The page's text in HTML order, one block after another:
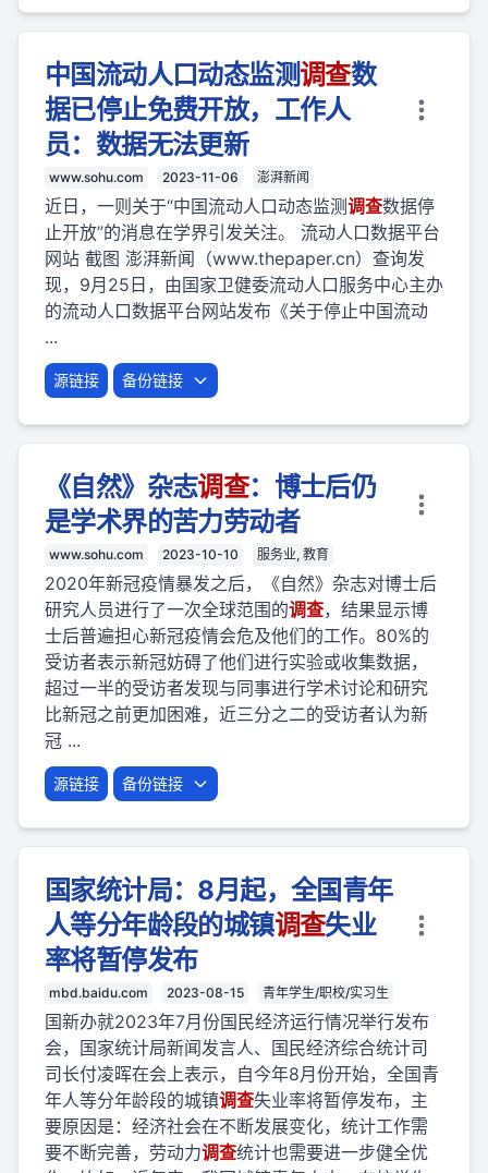
中国流动人口动态监测调查数
据已停止免费开放，工作人
员：数据无法更新
www.sohu.com 2023-11-06 澎湃新闻
近日，一则关于“中国流动人口动态监测调查数据停
止开放”的消息在学界引发关注。 流动人口数据平台
网站 截图 澎湃新闻（www.thepaper.cn）查询发
现，9月25日，由国家卫健委流动人口服务中心主办
的流动人口数据平台网站发布《关于停止中国流动
...
源链接 备份链接
《自然》杂志调查：博士后仍
是学术界的苦力劳动者
www.sohu.com 2023-10-10 服务业, 教育
2020年新冠疫情暴发之后，《自然》杂志对博士后
研究人员进行了一次全球范围的调查，结果显示博
士后普遍担心新冠疫情会危及他们的工作。80%的
受访者表示新冠妨碍了他们进行实验或收集数据，
超过一半的受访者发现与同事进行学术讨论和研究
比新冠之前更加困难，近三分之二的受访者认为新
冠 ...
源链接 备份链接
国家统计局：8月起，全国青年
人等分年龄段的城镇调查失业
率将暂停发布
mbd.baidu.com 2023-08-15 青年学生/职校/实习生
国新办就2023年7月份国民经济运行情况举行发布
会，国家统计局新闻发言人、国民经济综合统计司
司长付凌晖在会上表示，自今年8月份开始，全国青
年人等分年龄段的城镇调查失业率将暂停发布，主
要原因是：经济社会在不断发展变化，统计工作需
要不断完善，劳动力调查统计也需要进一步健全优